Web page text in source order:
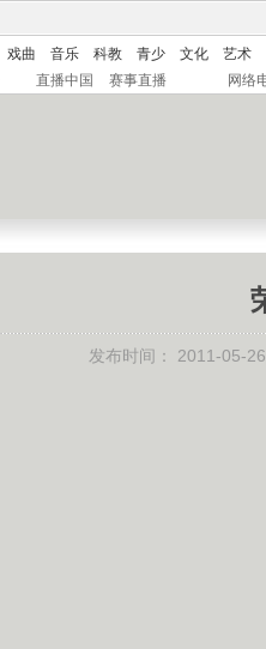
戏曲 音乐 科教 青少 文化
艺术
直播中国 赛事直播 网络
发布时间： 2011-05-